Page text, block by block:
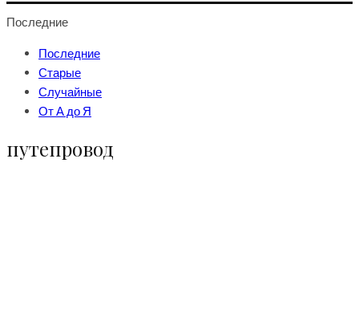
Последние
Последние
Старые
Случайные
От А до Я
путепровод